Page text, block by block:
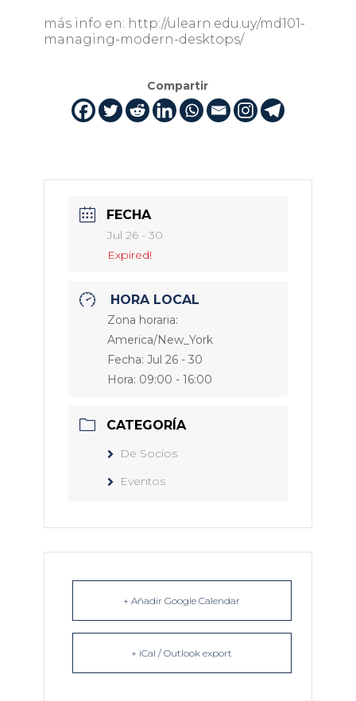
más info en: http://ulearn.edu.uy/md101-
managing-modern-desktops/
Compartir
FECHA
Jul 26 - 30
Expired!
HORA LOCAL
Zona horaria:
America/New_York
Fecha: Jul 26 - 30
Hora: 09:00 - 16:00
CATEGORÍA
De Socios
Eventos
+ Añadir Google Calendar
+ iCal / Outlook export